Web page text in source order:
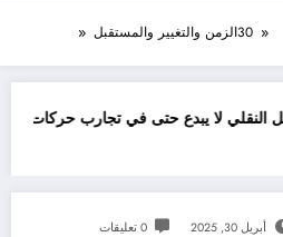
30الزمن والتغيير والمستقبل
حركات التحرر الوطني
أبريل 30, 2025 0 تعليقات